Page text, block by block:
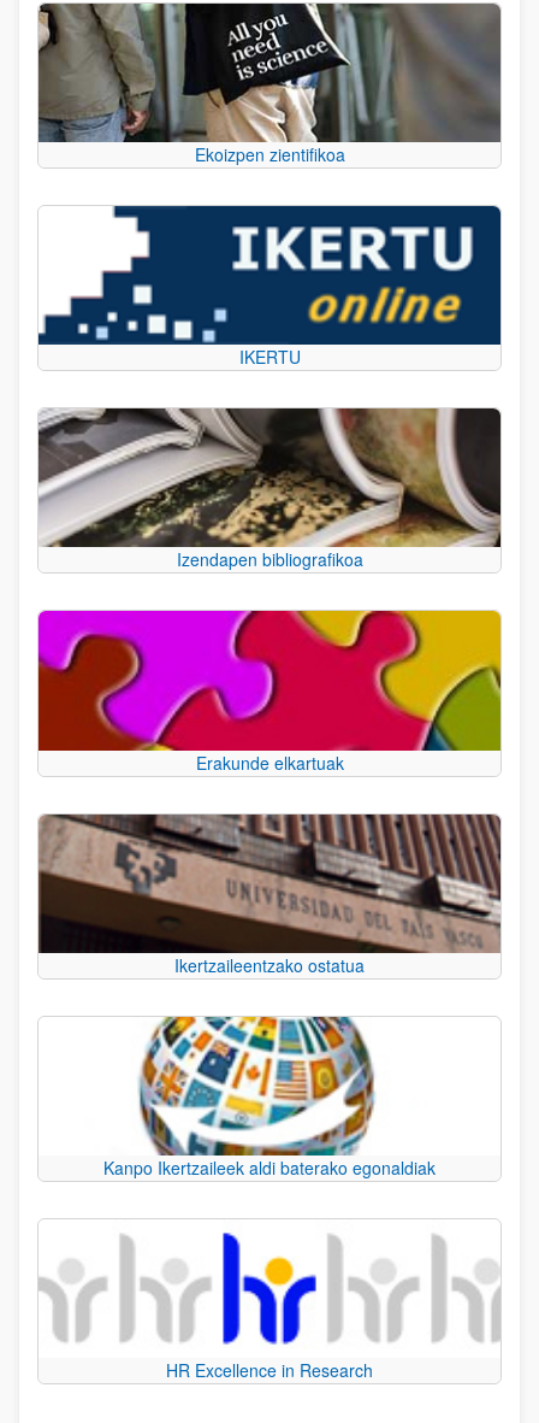
Ekoizpen zientifikoa
IKERTU
Izendapen bibliografikoa
Erakunde elkartuak
Ikertzaileentzako ostatua
Kanpo Ikertzaileek aldi baterako egonaldiak
HR Excellence in Research